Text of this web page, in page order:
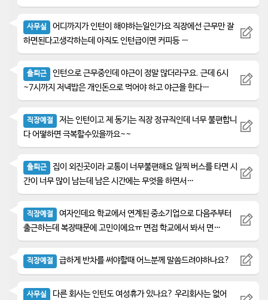
사무실
어디까지가 인턴이 해야하는일인가요 직장에선 근무만 잘
하면된다고생각하는데 아직도 인턴급이면 커피등 …
출퇴근
인턴으로 근무중인데 야근이 정말 많더라구요. 근데 6시
~7시까지 저녁밥은 개인돈으로 먹어야 하고 야근을 한다…
직장예절
저는 인턴이고 제 동기는 직장 정규직인데 너무 불편합니
다 어떻하면 극복할수있을까요~~
출퇴근
집이 외진곳이라 교통이 너무불편해요 일찍 버스를 타면 시
간이 너무 많이 남는데 남은 시간에는 무엇을 하면서…
직장예절
여자인데요 학교에서 연계된 중소기업으로 다음주부터
출근하는데 복장때문에 고민이에요ㅠ 면접 학교에서 봐서 면…
직장예절 급하게 반차를 써야할때 어느분께 말씀드려야하나요?
사무실
다른 회사는 인턴도 여성휴가 있나요? 우리회사는 없어